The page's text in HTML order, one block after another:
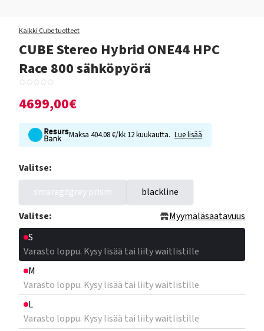
Kaikki Cube tuotteet
CUBE Stereo Hybrid ONE44 HPC
Race 800 sähköpyörä
4699,00€
Maksa 404.08 €/kk 12 kuukautta. Lue lisää
Valitse:
smaragdgrey prism
blackline
Valitse:
Myymäläsaatavuus
S
Varasto loppu. Kysy lisää tai liity waitlistille
M
Varasto loppu. Kysy lisää tai liity waitlistille
L
Varasto loppu. Kysy lisää tai liity waitlistille